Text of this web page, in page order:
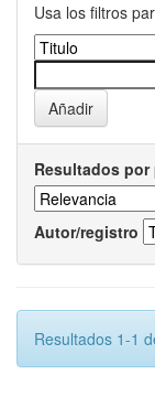
Usa los filtros
Resultados por
Autor/registro
Resultados 1-1